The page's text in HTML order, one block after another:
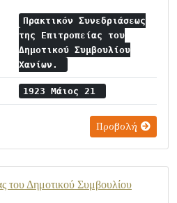
Πρακτικόν Συνεδριάσεως
της Επιτροπείας του
Δημοτικού Συμβουλίου
Χανίων.
1923 Μάιος 21
Προβολή
του Δημοτικού Συμβουλίου